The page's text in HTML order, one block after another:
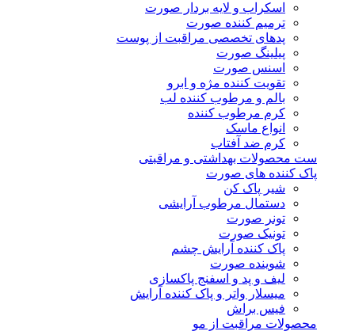
اسکراب و لایه بردار صورت
ترمیم کننده صورت
پدهای تخصصی مراقبت از پوست
پیلینگ صورت
اسنس صورت
تقویت کننده مژه و ابرو
بالم و مرطوب کننده لب
کرم مرطوب کننده
انواع ماسک
کرم ضد آفتاب
ست محصولات بهداشتی و مراقبتی
پاک کننده های صورت
شیر پاک کن
دستمال مرطوب آرایشی
تونر صورت
تونیک صورت
پاک کننده آرایش چشم
شوینده صورت
لیف و پد و اسفنج پاکسازی
میسلار واتر و پاک کننده آرایش
فیس براش
محصولات مراقبت از مو